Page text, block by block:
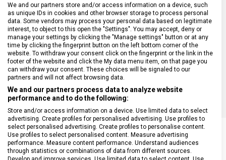
TYP OSTŘÍ Rovné
MATERIÁL RUKOJETI Modifikované javorové dřevo
BARVA Dřevo
We and our partners store and/or access information on a device, such
as unique IDs in cookies and other browser storage to process personal
data. Some vendors may process your personal data based on legitimate
interest, to object to this open the "Settings". You may accept, deny or
manage your settings by clicking the "Manage settings" button or at any
time by clicking the fingerprint button on the left bottom corner of the
website. To withdraw your consent click on the fingerprint or the link in the
footer of the website and click the My data menu item, on that page you
can withdraw your consent. These choices will be signaled to our
partners and will not affect browsing data.
We and our partners process data to analyze website
performance and to do the following:
Store and/or access information on a device. Use limited data to select
advertising. Create profiles for personalised advertising. Use profiles to
select personalised advertising. Create profiles to personalise content.
Use profiles to select personalised content. Measure advertising
performance. Measure content performance. Understand audiences
through statistics or combinations of data from different sources.